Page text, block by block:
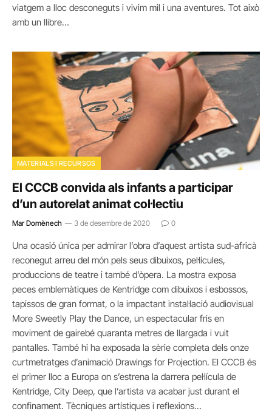
viatgem a lloc desconeguts i vivim mil i una aventures. Tot això
amb un llibre…
MATERIALS I RECURSOS
El CCCB convida als infants a participar
d’un autorelat animat col·lectiu
Mar Domènech 3 de desembre de 2020 0
Una ocasió única per admirar l’obra d’aquest artista sud-africà
reconegut arreu del món pels seus dibuixos, pel·lícules,
produccions de teatre i també d’òpera. La mostra exposa
peces emblemàtiques de Kentridge com dibuixos i esbossos,
tapissos de gran format, o la impactant instal·lació audiovisual
More Sweetly Play the Dance, un espectacular fris en
moviment de gairebé quaranta metres de llargada i vuit
pantalles. També hi ha exposada la sèrie completa dels onze
curtmetratges d’animació Drawings for Projection. El CCCB és
el primer lloc a Europa on s’estrena la darrera pel·lícula de
Kentridge, City Deep, que l’artista va acabar just durant el
confinament. Tècniques artístiques i reflexions…